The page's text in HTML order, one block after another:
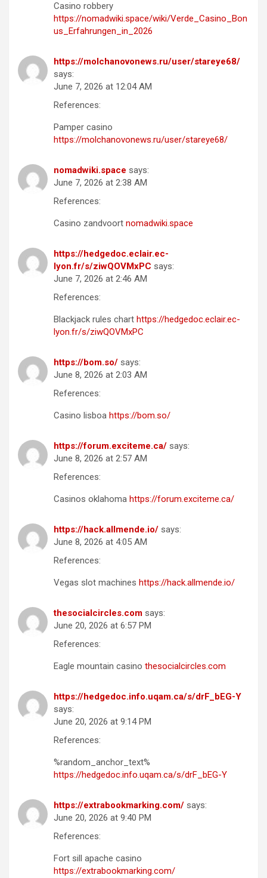
Casino robbery
https://nomadwiki.space/wiki/Verde_Casino_Bon
us_Erfahrungen_in_2026
https://molchanovonews.ru/user/stareye68/
says:
June 7, 2026 at 12:04 AM
References:
Pamper casino
https://molchanovonews.ru/user/stareye68/
nomadwiki.space says:
June 7, 2026 at 2:38 AM
References:
Casino zandvoort nomadwiki.space
https://hedgedoc.eclair.ec-
lyon.fr/s/ziwQOVMxPC says:
June 7, 2026 at 2:46 AM
References:
Blackjack rules chart https://hedgedoc.eclair.ec-
lyon.fr/s/ziwQOVMxPC
https://bom.so/ says:
June 8, 2026 at 2:03 AM
References:
Casino lisboa https://bom.so/
https://forum.exciteme.ca/ says:
June 8, 2026 at 2:57 AM
References:
Casinos oklahoma https://forum.exciteme.ca/
https://hack.allmende.io/ says:
June 8, 2026 at 4:05 AM
References:
Vegas slot machines https://hack.allmende.io/
thesocialcircles.com says:
June 20, 2026 at 6:57 PM
References:
Eagle mountain casino thesocialcircles.com
https://hedgedoc.info.uqam.ca/s/drF_bEG-Y
says:
June 20, 2026 at 9:14 PM
References:
%random_anchor_text%
https://hedgedoc.info.uqam.ca/s/drF_bEG-Y
https://extrabookmarking.com/ says:
June 20, 2026 at 9:40 PM
References:
Fort sill apache casino
https://extrabookmarking.com/